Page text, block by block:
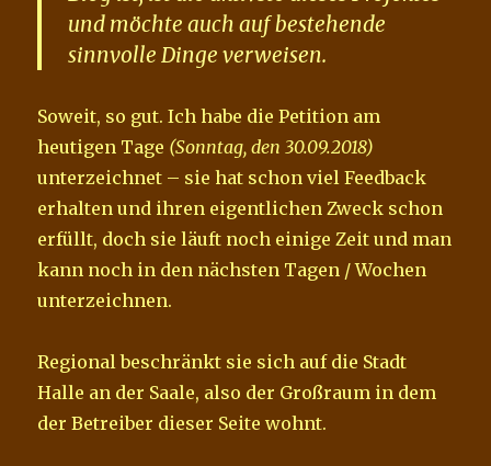
und möchte auch auf bestehende
sinnvolle Dinge verweisen.
Soweit, so gut. Ich habe die Petition am
heutigen Tage (Sonntag, den 30.09.2018)
unterzeichnet – sie hat schon viel Feedback
erhalten und ihren eigentlichen Zweck schon
erfüllt, doch sie läuft noch einige Zeit und man
kann noch in den nächsten Tagen / Wochen
unterzeichnen.
Regional beschränkt sie sich auf die Stadt
Halle an der Saale, also der Großraum in dem
der Betreiber dieser Seite wohnt.